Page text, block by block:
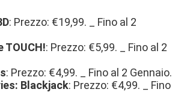
: Prezzo: €19,99. _ Fino al 2
TOUCH!: Prezzo: €5,99. _ Fino al 2
: Prezzo: €4,99. _ Fino al 2 Gennaio.
Blackjack: Prezzo: €4,99. _ Fino